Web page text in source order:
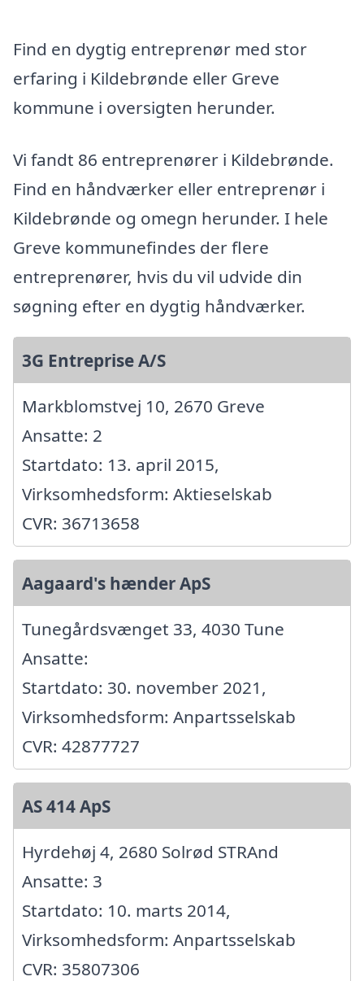
Find en dygtig entreprenør med stor
erfaring i Kildebrønde eller Greve
kommune i oversigten herunder.
Vi fandt 86 entreprenører i Kildebrønde.
Find en håndværker eller entreprenør i
Kildebrønde og omegn herunder. I hele
Greve kommunefindes der flere
entreprenører, hvis du vil udvide din
søgning efter en dygtig håndværker.
3G Entreprise A/S
Markblomstvej 10, 2670 Greve
Ansatte: 2
Startdato: 13. april 2015,
Virksomhedsform: Aktieselskab
CVR: 36713658
Aagaard's hænder ApS
Tunegårdsvænget 33, 4030 Tune
Ansatte:
Startdato: 30. november 2021,
Virksomhedsform: Anpartsselskab
CVR: 42877727
AS 414 ApS
Hyrdehøj 4, 2680 Solrød STRAnd
Ansatte: 3
Startdato: 10. marts 2014,
Virksomhedsform: Anpartsselskab
CVR: 35807306